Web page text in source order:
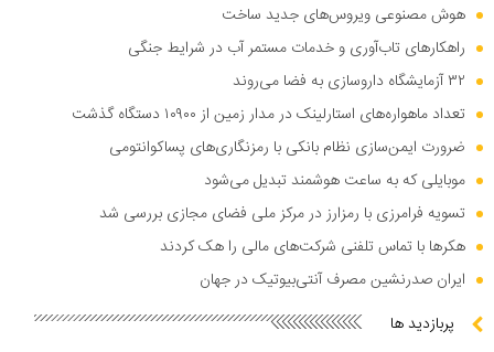
هوش مصنوعی ویروس‌های جدید ساخت
راهکار‌های تاب‌آوری و خدمات مستمر آب در شرایط جنگی
۳۲ آزمایشگاه داروسازی به فضا می‌روند
تعداد ماهواره‌های استارلینک در مدار زمین از ۱۰۹۰۰ دستگاه گذشت
ضرورت ایمن‌سازی نظام بانکی با رمزنگاری‌های پساکوانتومی
موبایلی که به ساعت هوشمند تبدیل می‌شود
تسویه فرامرزی با رمزارز در مرکز ملی فضای مجازی بررسی شد
هکر‌ها با تماس تلفنی شرکت‌های مالی را هک کردند
ایران صدرنشین مصرف آنتی‌بیوتیک در جهان
پربازدید ها